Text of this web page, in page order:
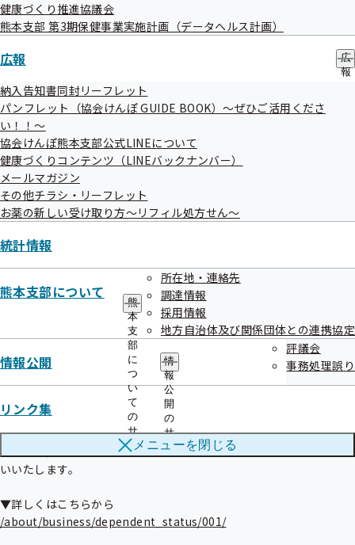
健康づくり推進協議会
熊本支部 第3期保健事業実施計画（データヘルス計画）
広報
広
報
納入告知書同封リーフレット
パンフレット（協会けんぽ GUIDE BOOK）～ぜひご活用くださ
い！！～
協会けんぽ熊本支部公式LINEについて
健康づくりコンテンツ（LINEバックナンバー）
メールマガジン
その他チラシ・リーフレット
お薬の新しい受け取り方～リフィル処方せん～
統計情報
熊本支部について
熊
本
支
部
に
つ
い
て
の
サ
ブ
メ
所在地・連絡先
調達情報
採用情報
地方自治体及び関係団体との連携協定
情報公開
情
報
公
開
の
サ
ブ
メ
評議会
事務処理誤り
リンク集
メニューを閉じる
/electronic_application/
□──────────────────────────────
─────
２．【12/12が提出期限です！】「被扶養者状況リスト」のご提出の
お願い
□──────────────────────────────
─────
協会けんぽでは、保険給付の適正化を目的に、健康保険の被扶養者と
なっている方が現在もその状況にあるかを確認するため、毎年度、被
扶養者資格の再確認を実施しています。
被扶養者資格の再確認は、加入者の皆様の保険料負担の軽減につなが
る大切な確認となりますので、「被扶養者状況リスト」が届いた事業
主の皆様は、「リスト」のご提出にご協力をお願いいたします。
対象者がおられる事業所様に、11月６日より事業主様宛てで送付し
＜再確認の対象となる被扶養者＞
今年度は、扶養解除の可能性の高い対象者に絞って確認業務を実施し
ます。
＜提出期限＞
令和７年12月12日（金）必着
※提出期限を過ぎた場合であっても、確認が完了次第、ご提出をお願
いいたします。
/about/business/dependent_status/001/